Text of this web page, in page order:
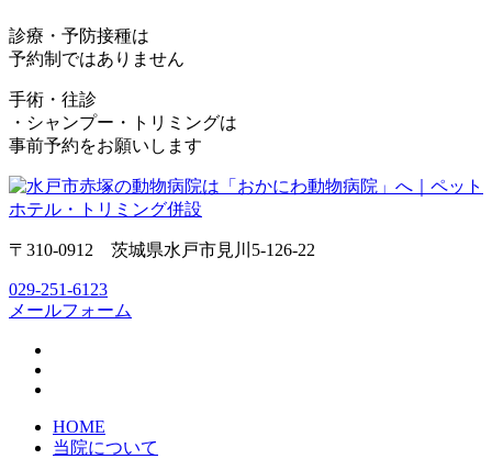
診療・予防接種は
予約制ではありません
手術・往診
・シャンプー・トリミングは
事前予約をお願いします
〒310-0912 茨城県水戸市見川5-126-22
029-251-6123
メールフォーム
HOME
当院について